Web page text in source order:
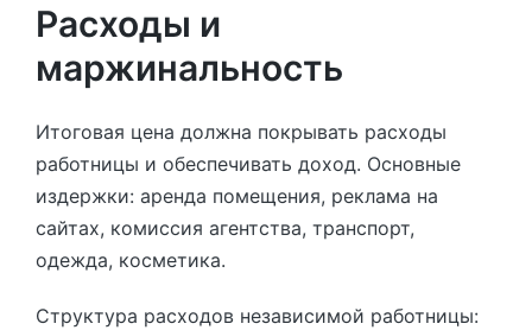
Расходы и
маржинальность
Итоговая цена должна покрывать расходы
работницы и обеспечивать доход. Основные
издержки: аренда помещения, реклама на
сайтах, комиссия агентства, транспорт,
одежда, косметика.
Структура расходов независимой работницы: